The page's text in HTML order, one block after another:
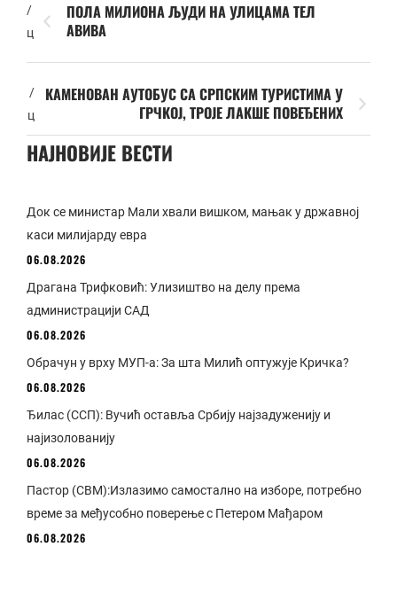
/
ц
ПОЛА МИЛИОНА ЉУДИ НА УЛИЦАМА ТЕЛ
АВИВА
/
ц
КАМЕНОВАН АУТОБУС СА СРПСКИМ ТУРИСТИМА У
ГРЧКОЈ, ТРОЈЕ ЛАКШЕ ПОВЕЂЕНИХ
НАЈНОВИЈЕ ВЕСТИ
Док се министар Мали хвали вишком, мањак у државној
каси милијарду евра
06.08.2026
Драгана Трифковић: Улизиштво на делу према
администрацији САД
06.08.2026
Обрачун у врху МУП-а: За шта Милић оптужује Кричка?
06.08.2026
Ђилас (ССП): Вучић оставља Србију најзадуженију и
најизолованију
06.08.2026
Пастор (СВМ):Излазимо самостално на изборе, потребно
време за међусобно поверење с Петером Мађаром
06.08.2026